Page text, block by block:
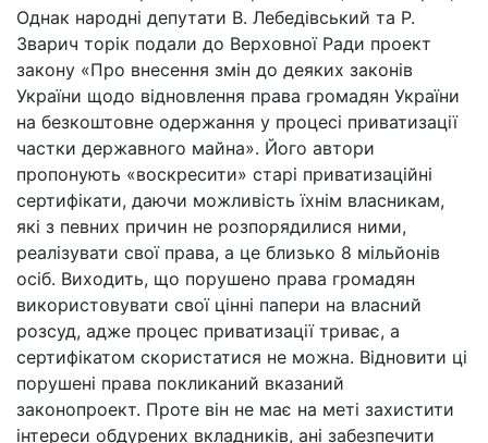
Однак народні депутати В. Лебедівський та Р.
Зварич торік подали до Верховної Ради проект
закону «Про внесення змін до деяких законів
України щодо відновлення права громадян України
на безкоштовне одержання у процесі приватизації
частки державного майна». Його автори
пропонують «воскресити» старі приватизаційні
сертифікати, даючи можливість їхнім власникам,
які з певних причин не розпорядилися ними,
реалізувати свої права, а це близько 8 мільйонів
осіб. Виходить, що порушено права громадян
використовувати свої цінні папери на власний
розсуд, адже процес приватизації триває, а
сертифікатом скористатися не можна. Відновити ці
порушені права покликаний вказаний
законопроект. Проте він не має на меті захистити
інтереси обдурених вкладників, ані забезпечити